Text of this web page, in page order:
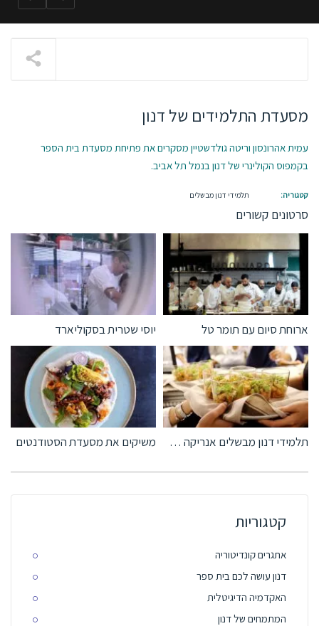
מסעדת התלמידים של דנון
עמית אהרונסון וריטה גולדשטיין מסקרים את פתיחת מסעדת בית הספר
בקמפוס הקולינרי של דנון בנמל תל אביב.
תלמידי דנון מבשלים
יוסי שטרית בסקוליארד ארוחת סיום עם תומר טל
משיקים את מסעדת הסטודנטים תלמידי דנון מבשלים אנריקה אולברה
קטגוריות
אתגרים קונדיטוריה
דנון עושה לכם בית ספר
האקדמיה הדיגיטלית
המתמחים של דנון